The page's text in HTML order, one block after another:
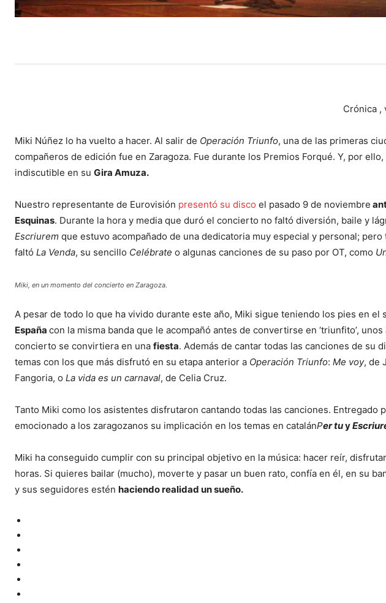
Crónica ,
Miki Núñez lo ha vuelto a hacer. Al salir de Operación Triunfo, una de las primeras
compañeros de edición fue en Zaragoza. Fue durante los Premios Forqué. Y, por
indiscutible en su Gira Amuza.
Nuestro representante de Eurovisión presentó su disco el pasado 9 de noviembre
Esquinas. Durante la hora y media que duró el concierto no faltó diversión, baile y
Escriurem que estuvo acompañado de una dedicatoria muy especial y personal;
faltó La Venda, su sencillo Celébrate o algunas canciones de su paso por OT, como
Miki, en un momento del concierto en Zaragoza.
A pesar de todo lo que ha vivido durante este año, Miki sigue teniendo los pies en el
España con la misma banda que le acompañó antes de convertirse en ‘triunfito’,
concierto se convirtiera en una fiesta. Además de cantar todas las canciones de su
temas con los que más disfrutó en su etapa anterior a Operación Triunfo: Me voy, de
Fangoria, o La vida es un carnaval, de Celia Cruz.
Tanto Miki como los asistentes disfrutaron cantando todas las canciones. Entregado
emocionado a los zaragozanos su implicación en los temas en catalánPer tuy
Miki ha conseguido cumplir con su principal objetivo en la música: hacer reír,
horas. Si quieres bailar (mucho), moverte y pasar un buen rato, confía en él, en su
y sus seguidores estén haciendo realidad un sueño.